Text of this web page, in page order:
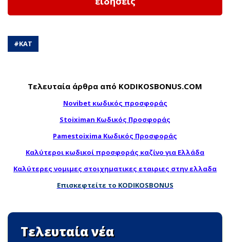
#ΚΑΤ
Τελευταία άρθρα από KODIKOSBONUS.COM
Novibet κωδικός προσφοράς
Stoiximan Κωδικός Προσφοράς
Pamestoixima Κωδικός Προσφοράς
Καλύτεροι κωδικοί προσφοράς καζίνο για Ελλάδα
Καλύτερες νομιμες στοιχηματικες εταιριες στην ελλαδα
Επισκεφτείτε το KODIKOSBONUS
Τελευταία νέα